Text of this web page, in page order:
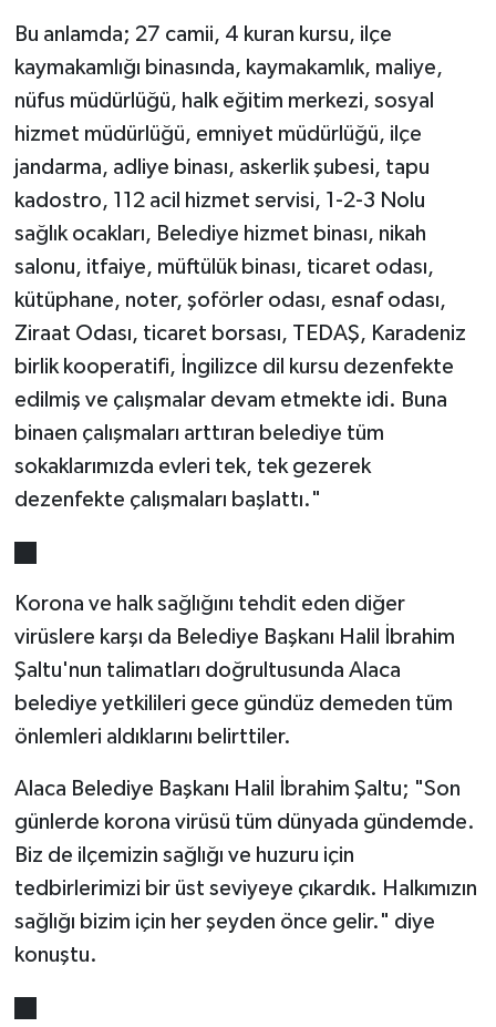
Bu anlamda; 27 camii, 4 kuran kursu, ilçe
kaymakamlığı binasında, kaymakamlık, maliye,
nüfus müdürlüğü, halk eğitim merkezi, sosyal
hizmet müdürlüğü, emniyet müdürlüğü, ilçe
jandarma, adliye binası, askerlik şubesi, tapu
kadostro, 112 acil hizmet servisi, 1-2-3 Nolu
sağlık ocakları, Belediye hizmet binası, nikah
salonu, itfaiye, müftülük binası, ticaret odası,
kütüphane, noter, şoförler odası, esnaf odası,
Ziraat Odası, ticaret borsası, TEDAŞ, Karadeniz
birlik kooperatifi, İngilizce dil kursu dezenfekte
edilmiş ve çalışmalar devam etmekte idi. Buna
binaen çalışmaları arttıran belediye tüm
sokaklarımızda evleri tek, tek gezerek
dezenfekte çalışmaları başlattı."
Korona ve halk sağlığını tehdit eden diğer
virüslere karşı da Belediye Başkanı Halil İbrahim
Şaltu'nun talimatları doğrultusunda Alaca
belediye yetkilileri gece gündüz demeden tüm
önlemleri aldıklarını belirttiler.
Alaca Belediye Başkanı Halil İbrahim Şaltu; "Son
günlerde korona virüsü tüm dünyada gündemde.
Biz de ilçemizin sağlığı ve huzuru için
tedbirlerimizi bir üst seviyeye çıkardık. Halkımızın
sağlığı bizim için her şeyden önce gelir." diye
konuştu.